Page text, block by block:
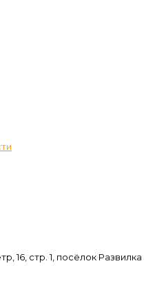
16, стр. 1, посёлок Развилка